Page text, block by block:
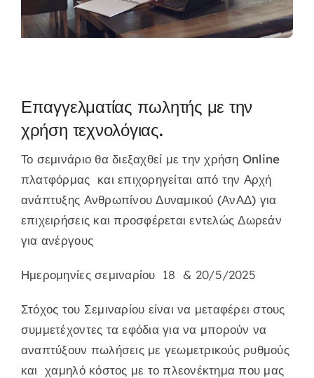
Επαγγελματίας πωλητής με την
χρήση τεχνολόγιας.
Το σεμινάριο θα διεξαχθεί με την χρήση Online
πλατφόρμας και επιχορηγείται από την Αρχή
ανάπτυξης Ανθρωπίνου Δυναμικού (ΑνΑΔ) για
επιχειρήσεις και προσφέρεται εντελώς Δωρεάν
για ανέργους
Ημερομηνίες σεμιναρίου 18 & 20/5/2025
Στόχος του Σεμιναρίου είναι να μεταφέρει στους
συμμετέχοντες τα εφόδια για να μπορούν να
αναπτύξουν πωλήσεις με γεωμετρικούς ρυθμούς
και χαμηλό κόστος με το πλεονέκτημα που μας